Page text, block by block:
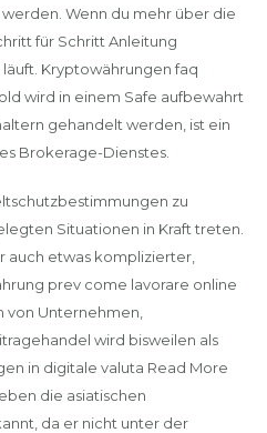
Wenn du mehr über die
für Schritt Anleitung
läuft. Kryptowährungen faq
wird in einem Safe aufbewahrt
gehandelt werden, ist ein
Brokerage-Dienstes.
zu
Situationen in Kraft treten.
auch etwas komplizierter,
prev come lavorare online
von Unternehmen,
wird bisweilen als
in digitale valuta Read More
die asiatischen
da er nicht unter der